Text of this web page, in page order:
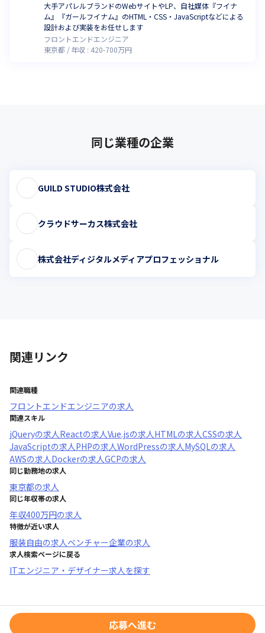
大手アパレルブランドのWebサイトやLP、自社媒体『フイナ
ム』『ガールフイナム』のHTML・CSS・JavaScriptなどによる
設計および実装をお任せします
フロントエンドエンジニア
東京都
年収 : 420-700万円
同じ業種の企業
GUILD STUDIO株式会社
クラウドサーカス株式会社
株式会社ディジタルメディアプロフェッショナル
関連リンク
関連職種
フロントエンドエンジニアの求人
関連スキル
jQueryの求人Reactの求人Vue.jsの求人HTMLの求人CSSの求人
JavaScriptの求人PHPの求人WordPressの求人MySQLの求人
AWSの求人Dockerの求人GCPの求人
同じ勤務地の求人
東京都の求人
同じ年収帯の求人
年収400万円の求人
特徴が近い求人
服装自由の求人ベンチャー企業の求人
求人検索ページに戻る
ITエンジニア・デザイナー求人を探す
応募へ進む